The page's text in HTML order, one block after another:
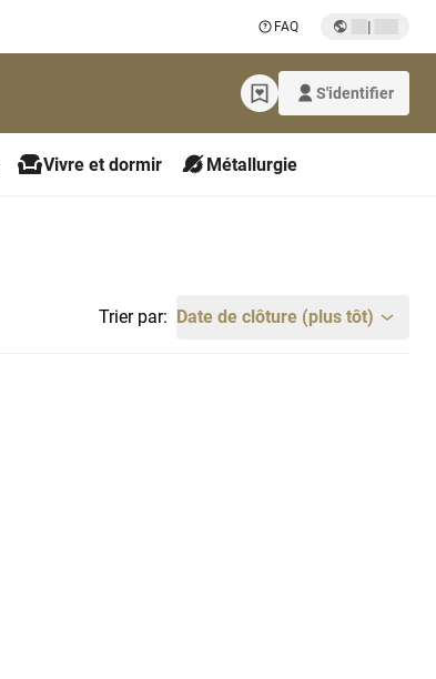
FAQ |
S'identifier
Vivre et dormir Métallurgie
Trier par: Date de clôture (plus tôt)